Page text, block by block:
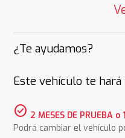
¿Te ayudamos?
Este vehículo te hará
check_circle 2 MESES DE PRUEBA
Podrá cambiar el vehículo